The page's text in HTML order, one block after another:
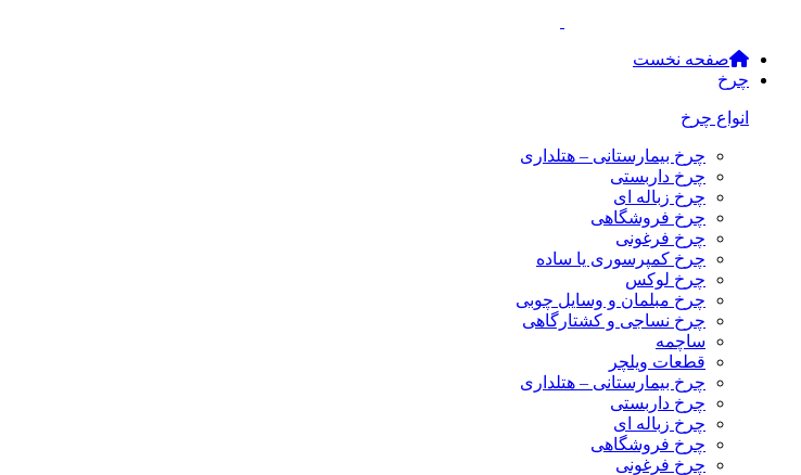
صفحه نخست
چرخ
انواع چرخ
چرخ بیمارستانی – هتلداری
چرخ داربستی
چرخ زباله ای
چرخ فروشگاهی
چرخ فرغونی
چرخ کمپرسوری یا ساده
چرخ لوکس
چرخ مبلمان و وسایل چوبی
چرخ نساجی و کشتارگاهی
ساچمه
قطعات ویلچر
چرخ بیمارستانی – هتلداری
چرخ داربستی
چرخ زباله ای
چرخ فروشگاهی
چرخ فرغونی